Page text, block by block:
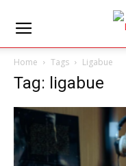
Home Tags Ligabue
Tag: ligabue